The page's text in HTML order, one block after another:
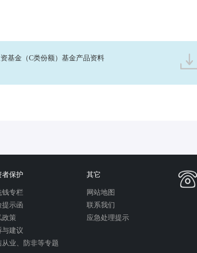
基金（C类份额）基金产品资料
者保护
钱专栏
提示函
政策
与建议
从业、防非等专题
其它
网站地图
联系我们
应急处理提示